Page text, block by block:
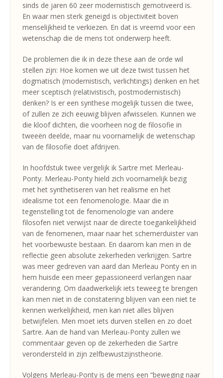
sinds de jaren 60 zeer modernistisch gemotiveerd is.
En waar men sterk geneigd is objectiviteit boven
menselijkheid te verkiezen. En dat is vreemd voor een
wetenschap die de mens tot onderwerp heeft.
De problemen die ik in deze these aan de orde wil
stellen zijn: Hoe komen we uit deze twist tussen het
dogmatisch (modernistisch, verlichtings) denken en het
meer sceptisch (relativistisch, postmodernistisch)
denken? Is er een synthese mogelijk tussen die twee,
of zullen ze zich eeuwig blijven afwisselen. Kunnen we
die kloof dichten, die voorheen nog de filosofie in
tweeën deelde, maar nu voornamelijk de wetenschap
van de filosofie doet afdrijven.
In hoofdstuk twee vergelijk ik Sartre met Merleau-
Ponty. Merleau-Ponty hield zich voornamelijk bezig
met het synthetiseren van het realisme en het
idealisme tot een fenomenologie. Maar die in
tegenstelling tot de fenomenologie van andere
filosofen niet verwijst naar de directe toegankelijkheid
van de fenomenen, maar naar het schemerduister van
het voorbewuste bestaan. En daarom kan men in de
reflectie geen absolute zekerheden verkrijgen. Sartre
was meer gedreven van aard dan Merleau Ponty en in
hem huisde een meer gepassioneerd verlangen naar
verandering. Om daadwerkelijk iets teweeg te brengen
kan men niet in de constatering blijven van een niet te
kennen werkelijkheid, men kan niet alles blijven
betwijfelen. Men moet iets durven stellen en zo doet
Sartre. Aan de hand van Merleau-Ponty zullen we
commentaar geven op de zekerheden die Sartre
verondersteld in zijn zelfbewustzijnstheorie.
Volgens Merleau-Ponty is de mens een “beweging naar